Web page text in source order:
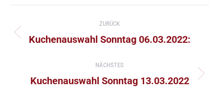
ZURÜCK
Vorheriger
Kuchenauswahl Sonntag 06.03.2022:
NÄCHSTES
Nächster
Kuchenauswahl Sonntag 13.03.2022